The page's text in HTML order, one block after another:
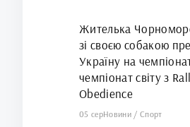
Жителька
зі своєю собакою
Україну на
чемпіонат світу з
Obedience
05 серНовини /Спорт